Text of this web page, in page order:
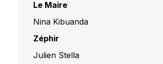
Le Maire
Nina Kibuanda
Zéphir
Julien Stella